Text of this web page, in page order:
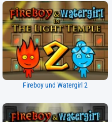
Fireboy und Watergirl 2